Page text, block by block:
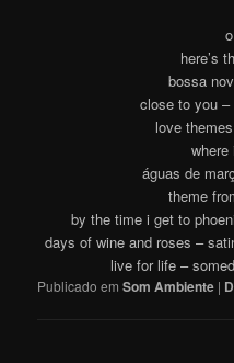
here’s
bossa
close to you –
love themes
águas de
theme
by the time i get to
days of wine and roses –
live for life –
Publicado em Som Ambiente |